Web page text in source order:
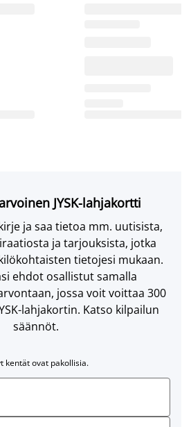
JYSK-lahjakortti
ja saa tietoa mm. uutisista,
ja tarjouksista, jotka
tietojesi mukaan.
ehdot osallistut samalla
jossa voit voittaa 300
lahjakortin. Katso kilpailun
säännöt.
kentät ovat pakollisia.